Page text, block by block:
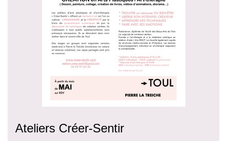
Ateliers Créer-Sentir